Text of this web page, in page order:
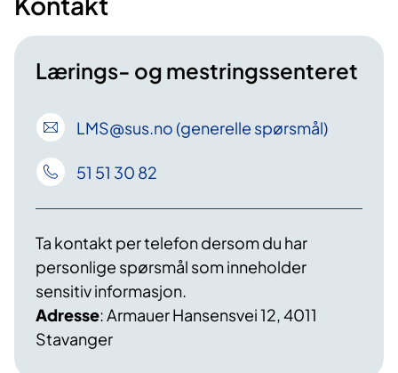
Lærings- og mestringssenteret
LMS@sus.no (generelle spørsmål)
51 51 30 82
Ta kontakt per telefon dersom du har
personlige spørsmål som inneholder
sensitiv informasjon.
Adresse: Armauer Hansensvei 12, 4011
Stavanger